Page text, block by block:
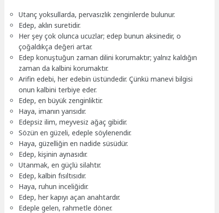
Utanç yoksullarda, pervasızlık zenginlerde bulunur.
Edep, aklın suretidir.
Her şey çok olunca ucuzlar; edep bunun aksinedir, o
çoğaldıkça değeri artar.
Edep konuştuğun zaman dilini korumaktır; yalnız kaldığın
zaman da kalbini korumaktır.
Arifin edebi, her edebin üstündedir. Çünkü manevi bilgisi
onun kalbini terbiye eder.
Edep, en büyük zenginliktir.
Haya, imanın yarısıdır.
Edepsiz ilim, meyvesiz ağaç gibidir.
Sözün en güzeli, edeple söylenendir.
Haya, güzelliğin en nadide süsüdür.
Edep, kişinin aynasıdır.
Utanmak, en güçlü silahtır.
Edep, kalbin fısıltısıdır.
Haya, ruhun inceliğidir.
Edep, her kapıyı açan anahtardır.
Edeple gelen, rahmetle döner.